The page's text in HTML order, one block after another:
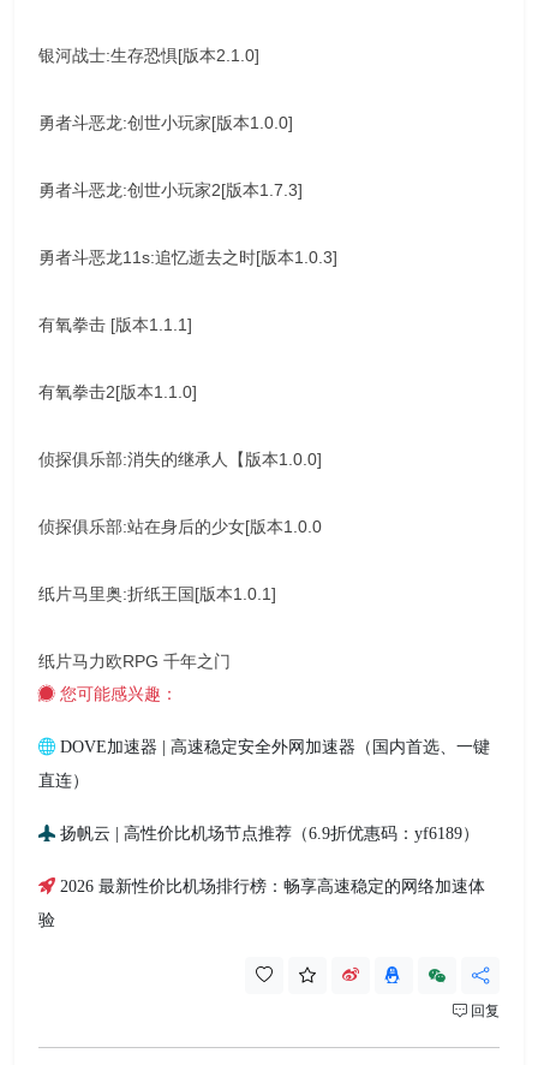
银河战士:生存恐惧[版本2.1.0]
勇者斗恶龙:创世小玩家[版本1.0.0]
勇者斗恶龙:创世小玩家2[版本1.7.3]
勇者斗恶龙11s:追忆逝去之时[版本1.0.3]
有氧拳击 [版本1.1.1]
有氧拳击2[版本1.1.0]
侦探俱乐部:消失的继承人【版本1.0.0]
侦探俱乐部:站在身后的少女[版本1.0.0
纸片马里奥:折纸王国[版本1.0.1]
纸片马力欧RPG 千年之门
您可能感兴趣：
DOVE加速器 | 高速稳定安全外网加速器（国内首选、一键
直连）
扬帆云 | 高性价比机场节点推荐（6.9折优惠码：yf6189）
2026 最新性价比机场排行榜：畅享高速稳定的网络加速体
验
回复